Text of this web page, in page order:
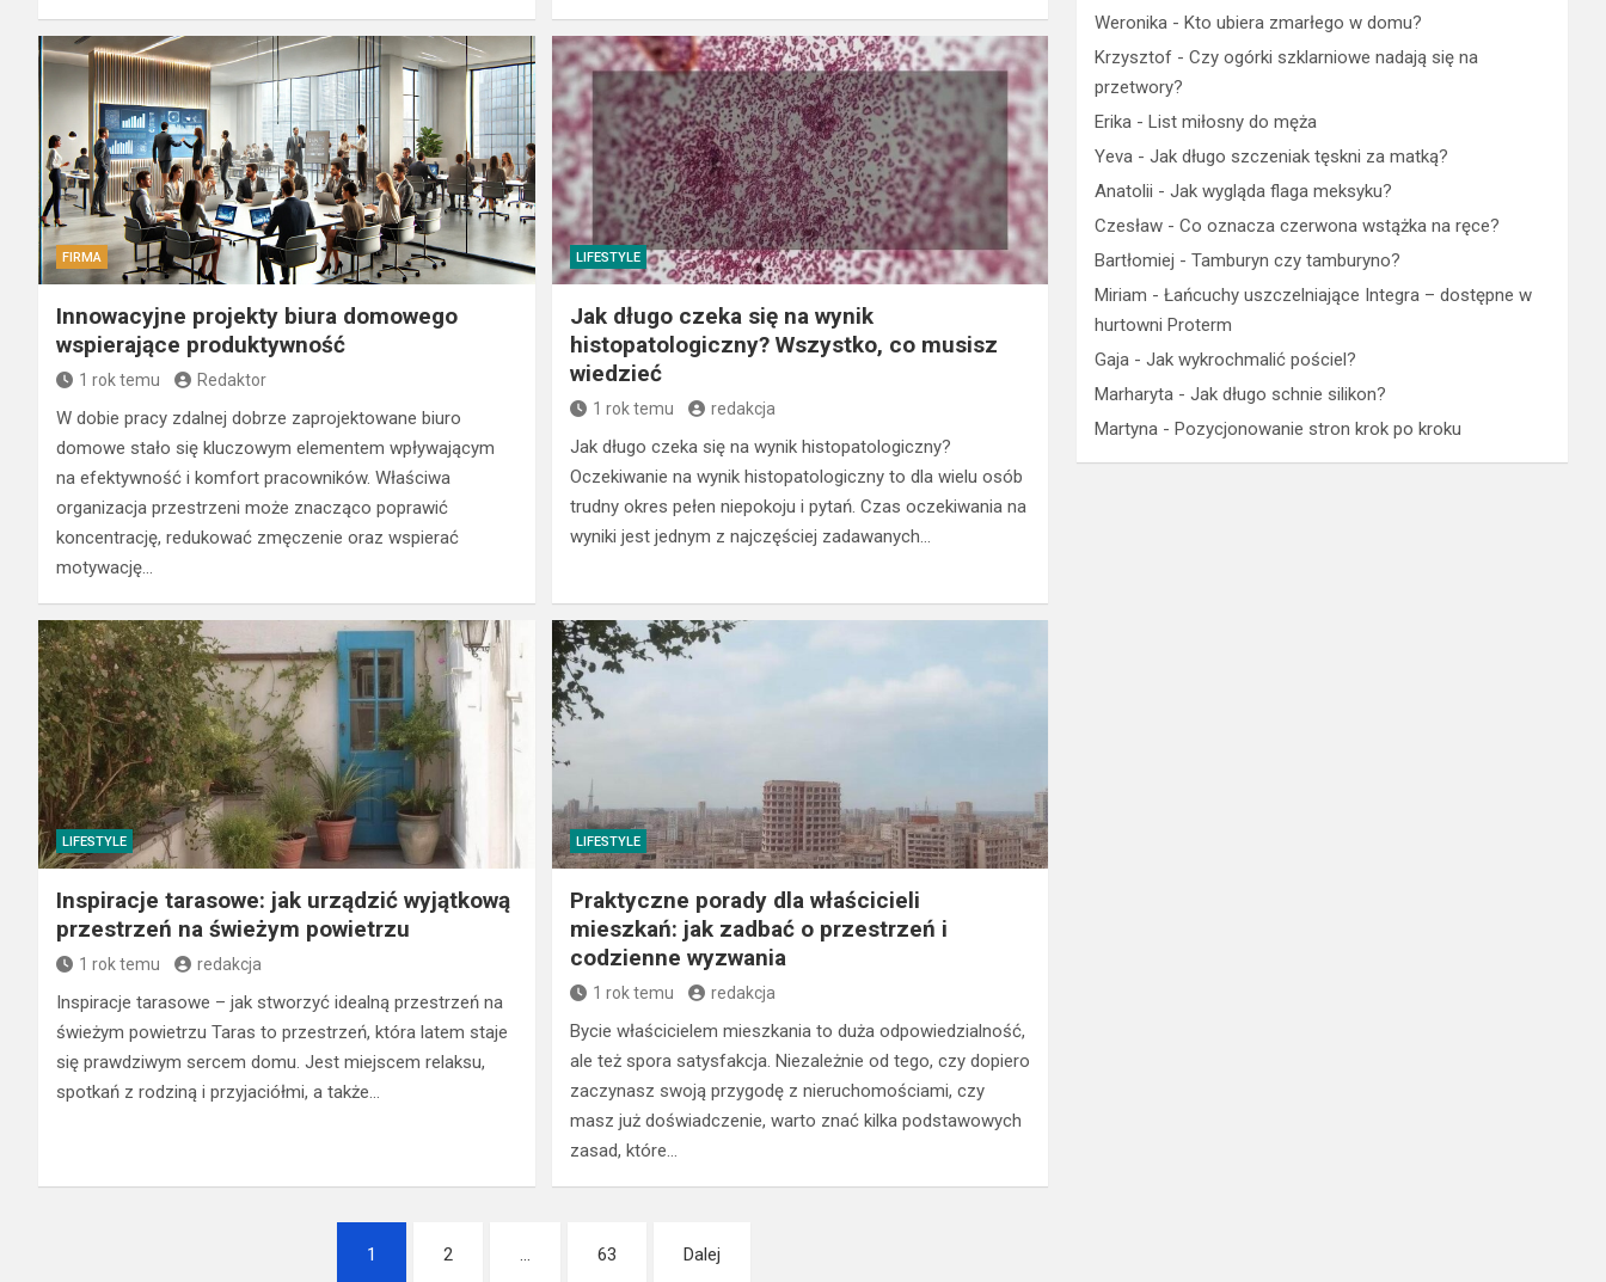
FIRMA
Innowacyjne projekty biura domowego
wspierające produktywność
1 rok temu Redaktor
W dobie pracy zdalnej dobrze zaprojektowane biuro
domowe stało się kluczowym elementem wpływającym
na efektywność i komfort pracowników. Właściwa
organizacja przestrzeni może znacząco poprawić
koncentrację, redukować zmęczenie oraz wspierać
motywację…
LIFESTYLE
Jak długo czeka się na wynik
histopatologiczny? Wszystko, co musisz
wiedzieć
1 rok temu redakcja
Jak długo czeka się na wynik histopatologiczny?
Oczekiwanie na wynik histopatologiczny to dla wielu osób
trudny okres pełen niepokoju i pytań. Czas oczekiwania na
wyniki jest jednym z najczęściej zadawanych…
LIFESTYLE
Inspiracje tarasowe: jak urządzić wyjątkową
przestrzeń na świeżym powietrzu
1 rok temu redakcja
Inspiracje tarasowe – jak stworzyć idealną przestrzeń na
świeżym powietrzu Taras to przestrzeń, która latem staje
się prawdziwym sercem domu. Jest miejscem relaksu,
spotkań z rodziną i przyjaciółmi, a także…
LIFESTYLE
Praktyczne porady dla właścicieli
mieszkań: jak zadbać o przestrzeń i
codzienne wyzwania
1 rok temu redakcja
Bycie właścicielem mieszkania to duża odpowiedzialność,
ale też spora satysfakcja. Niezależnie od tego, czy dopiero
zaczynasz swoją przygodę z nieruchomościami, czy
masz już doświadczenie, warto znać kilka podstawowych
zasad, które…
1 2 … 63 Dalej
Weronika -Kto ubiera zmarłego w domu?
Krzysztof -Czy ogórki szklarniowe nadają się na
przetwory?
Erika -List miłosny do męża
Yeva -Jak długo szczeniak tęskni za matką?
Anatolii -Jak wygląda flaga meksyku?
Czesław -Co oznacza czerwona wstążka na ręce?
Bartłomiej -Tamburyn czy tamburyno?
Miriam -Łańcuchy uszczelniające Integra – dostępne w
hurtowni Proterm
Gaja -Jak wykrochmalić pościel?
Marharyta -Jak długo schnie silikon?
Martyna -Pozycjonowanie stron krok po kroku